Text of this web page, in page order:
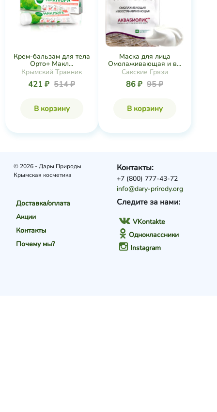
Крем-бальзам для тела
Орто+ Макл...
Крымский Травник
421 ₽ 514 ₽
В корзину
Маска для лица
Омолаживающая и в...
Сакские Грязи
86 ₽ 95 ₽
В корзину
© 2026 - Дары Природы
Крымская косметика
Доставка/оплата
Акции
Контакты
Почему мы?
Следите за нами:
VKontakte
Одноклассники
Instagram
Контакты:
+7 (800) 777-43-72
info@dary-prirody.org